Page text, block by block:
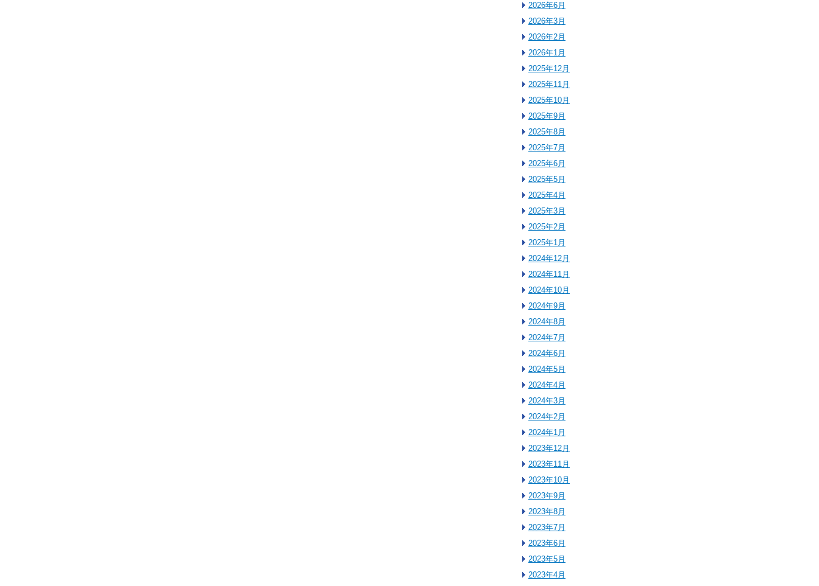
2026年6月
2026年3月
2026年2月
2026年1月
2025年12月
2025年11月
2025年10月
2025年9月
2025年8月
2025年7月
2025年6月
2025年5月
2025年4月
2025年3月
2025年2月
2025年1月
2024年12月
2024年11月
2024年10月
2024年9月
2024年8月
2024年7月
2024年6月
2024年5月
2024年4月
2024年3月
2024年2月
2024年1月
2023年12月
2023年11月
2023年10月
2023年9月
2023年8月
2023年7月
2023年6月
2023年5月
2023年4月